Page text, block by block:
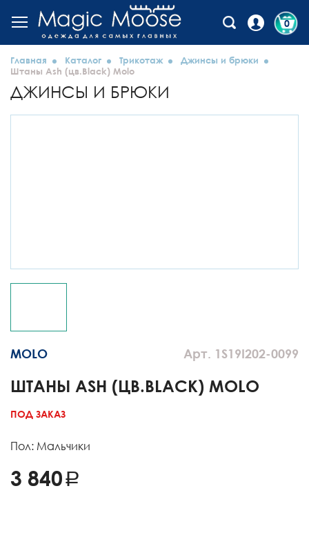
0
Главная Каталог Трикотаж
Джинсы и брюки
Штаны Ash (цв.Black) Molo
ДЖИНСЫ И БРЮКИ
Арт. 1S19I202-0099
MOLO
ШТАНЫ ASH (ЦВ.BLACK) MOLO
ПОД ЗАКАЗ
Пол: Мальчики
3 840